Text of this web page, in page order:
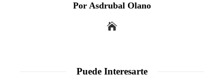
Por Asdrubal Olano
Puede Interesarte